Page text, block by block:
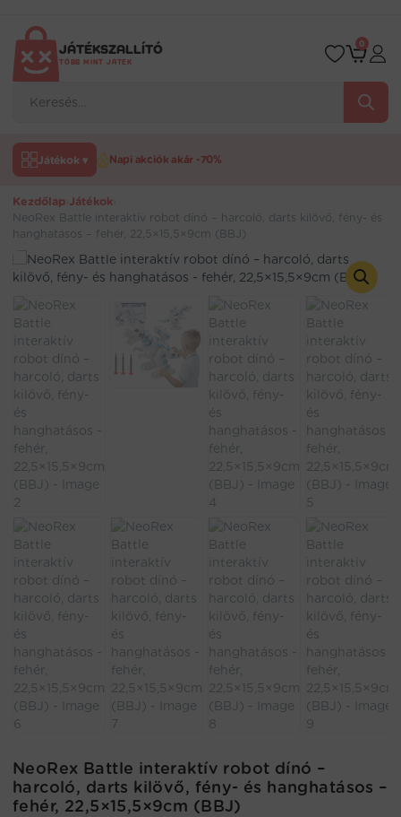
tartalomraJÁTÉKSZALLÍTÓ
TÖBB MINT JÁTÉK
search
0
Játékok ▾ Napi akciók akár -70%
Kezdőlap Játékok
NeoRex Battle interaktív robot dínó – harcoló, darts kilövő, fény- és
hanghatásos – fehér, 22,5×15,5×9cm (BBJ)
NeoRex Battle interaktív robot dínó –
harcoló, darts kilövő, fény- és hanghatásos –
fehér, 22,5×15,5×9cm (BBJ)